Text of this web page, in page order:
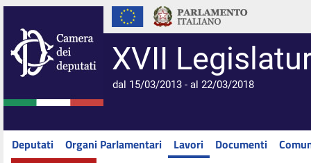
XVII
dal 15/03/2013 - al 22/03/2018
Deputati Organi Parlamentari Lavori Documenti